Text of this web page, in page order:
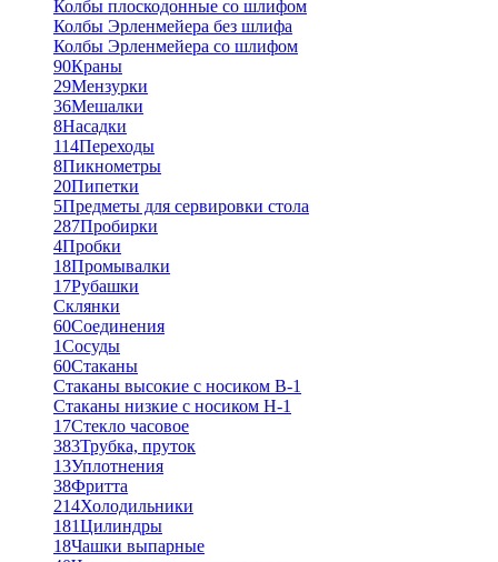
Колбы плоскодонные со шлифом
Колбы Эрленмейера без шлифа
Колбы Эрленмейера со шлифом
90Краны
29Мензурки
36Мешалки
8Насадки
114Переходы
8Пикнометры
20Пипетки
5Предметы для сервировки стола
287Пробирки
4Пробки
18Промывалки
17Рубашки
Склянки
60Соединения
1Сосуды
60Стаканы
Стаканы высокие с носиком В-1
Стаканы низкие с носиком Н-1
17Стекло часовое
383Трубка, пруток
13Уплотнения
38Фритта
214Холодильники
181Цилиндры
18Чашки выпарные